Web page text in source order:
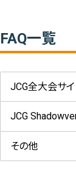
FAQ一覧
JCG全大会サ
JCG
その他